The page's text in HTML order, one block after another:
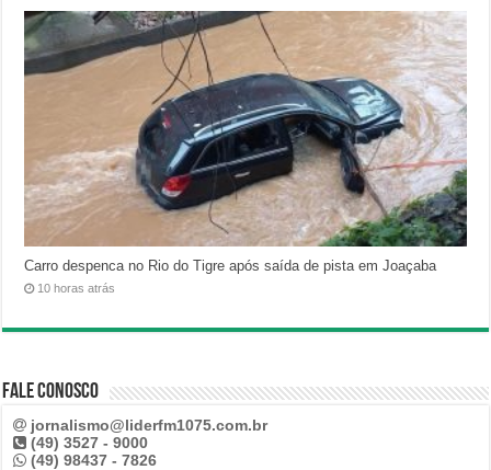
Carro despenca no Rio do Tigre após saída de pista em Joaçaba
10 horas atrás
Fale Conosco
jornalismo@liderfm1075.com.br
(49) 3527 - 9000
(49) 98437 - 7826